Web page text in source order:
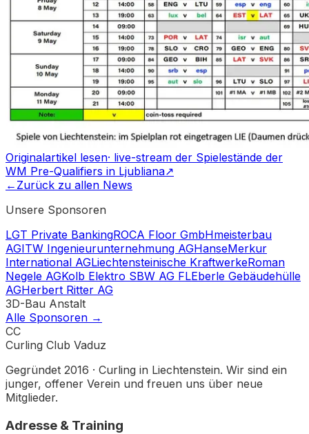
Originalartikel lesen· live-stream der Spielestände der
WM Pre-Qualifiers in Ljubliana↗
← Zurück zu allen News
Unsere Sponsoren
LGT Private BankingROCA Floor GmbHmeisterbau
AGITW Ingenieurunternehmung AGHanseMerkur
International AGLiechtensteinische KraftwerkeRoman
Negele AGKolb Elektro SBW AG FLEberle Gebäudehülle
AGHerbert Ritter AG
3D-Bau Anstalt
Alle Sponsoren →
CC
Curling Club Vaduz
Gegründet 2016 · Curling in Liechtenstein. Wir sind ein
junger, offener Verein und freuen uns über neue
Mitglieder.
Adresse & Training